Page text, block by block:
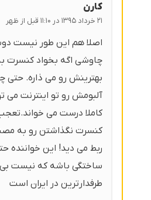
کارن
۲۱ خرداد ۱۳۹۵ در ۱۱:۱۰ قبل از ظهر
اصلا هم این طور نیست
چاوشی اگه بخواد کنسرت
بهترینش رو می ذاره. حتی
آلبومش رو تو اینترنت می
کاملا درست می
کنسرت نگذاشتن رو به
ربط می دید! این خواننده
ساختگی باشه که نیست
طرفدارترین در ایران است